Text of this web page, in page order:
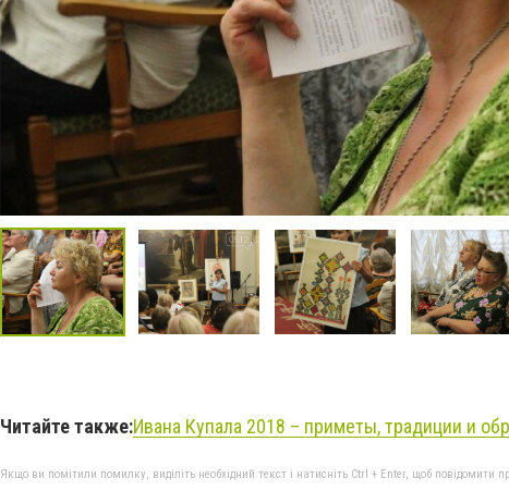
Читайте также:Ивана Купала 2018 – приметы, традиции и
Якщо ви помітили помилку, виділіть необхідний текст і натисніть Ctrl + Enter, щоб повідомити